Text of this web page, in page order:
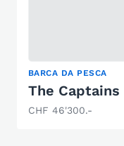
BARCA DA PESCA
CHF 46'300.-